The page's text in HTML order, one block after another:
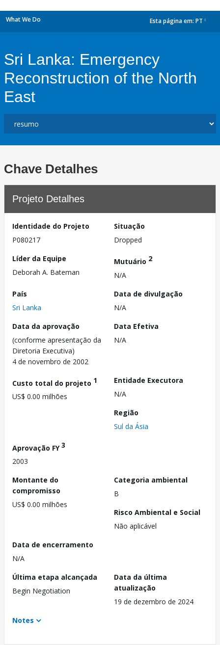
What We Do Esta página em: PT
Sri Lanka: Emergency
Reconstruction of the North
East
Chave Detalhes
Projeto Detalhes
Identidade do Projeto
P080217
Situação
Dropped
Líder da Equipe
Deborah A. Bateman
Mutuário 2
N/A
País
Sri Lanka
Data de divulgação
N/A
Data da aprovação
(conforme apresentação da
Diretoria Executiva)
4 de novembro de 2002
Data Efetiva
N/A
Custo total do projeto 1
US$ 0.00 milhões
Entidade Executora
N/A
Região
Sul da Ásia
Aprovação FY3
2003
Montante do
compromisso
US$ 0.00 milhões
Categoria ambiental
B
Risco Ambiental e Social
Não aplicável
Data de encerramento
N/A
Última etapa alcançada
Begin Negotiation
Data da última
atualização
19 de dezembro de 2024
Notes